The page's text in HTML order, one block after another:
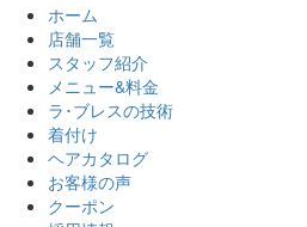
ホーム
店舗一覧
スタッフ紹介
メニュー&料金
ラ･ブレスの技術
着付け
ヘアカタログ
お客様の声
クーポン